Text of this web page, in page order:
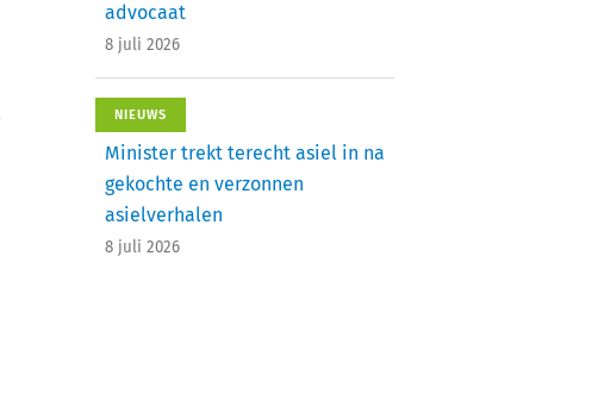
advocaat
8 juli 2026
NIEUWS
Minister trekt terecht asiel in na
gekochte en verzonnen
asielverhalen
8 juli 2026